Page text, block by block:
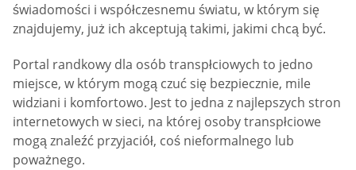
świadomości i współczesnemu światu, w którym się
znajdujemy, już ich akceptują takimi, jakimi chcą być.
Portal randkowy dla osób transpłciowych to jedno
miejsce, w którym mogą czuć się bezpiecznie, mile
widziani i komfortowo. Jest to jedna z najlepszych stron
internetowych w sieci, na której osoby transpłciowe
mogą znaleźć przyjaciół, coś nieformalnego lub
poważnego.